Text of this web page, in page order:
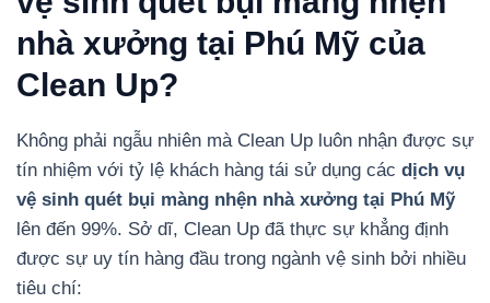
nhà xưởng tại Phú Mỹ của
Clean Up?
Không phải ngẫu nhiên mà Clean Up luôn nhận được sự
tín nhiệm với tỷ lệ khách hàng tái sử dụng các dịch vụ
vệ sinh quét bụi màng nhện nhà xưởng tại Phú Mỹ
lên đến 99%. Sở dĩ, Clean Up đã thực sự khẳng định
được sự uy tín hàng đầu trong ngành vệ sinh bởi nhiều
tiêu chí: